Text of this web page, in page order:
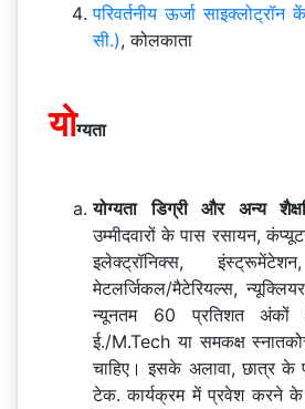
परिवर्तनीय ऊर्जा साइक्लोट्रॉन
सी.), कोलकाता
योग्यता
योग्यता डिग्री और अन्य
उम्मीदवारों के पास रसायन,
इलेक्ट्रॉनिक्स,
मेटलर्जिकल/मैटेरियल्स,
न्यूनतम 60 प्रतिशत
ई./M.Tech या समकक्ष
चाहिए। इसके अलावा, छात्र के
टेक. कार्यक्रम में प्रवेश करने के